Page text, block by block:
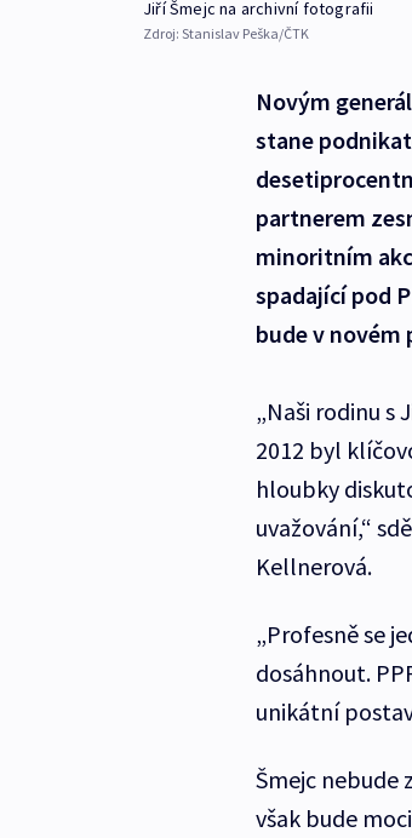
Jiří Šmejc na archivní fotografii
Zdroj: Stanislav Peška/ČTK
Novým
stane
partnerem
minoritním
spadající pod
bude v novém
„Naši rodinu s
2012 byl
hloubky
uvažování,“
Kellnerová.
„Profesně se
dosáhnout.
unikátní
Šmejc nebude
však bude